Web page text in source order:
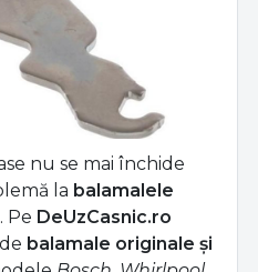
nu se mai închide
la balamalele
. Pe DeUzCasnic.ro
balamale originale și